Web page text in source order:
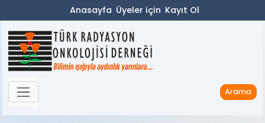
Anasayfa Üyeler için Kayıt Ol
Arama